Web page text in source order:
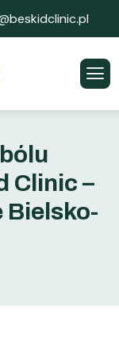
Clinic –
Bielsko-